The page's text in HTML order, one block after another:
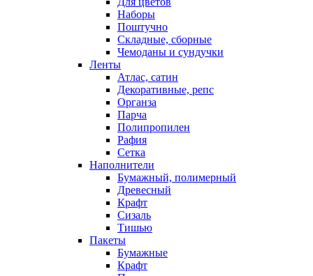
Наборы
Поштучно
Складные, сборные
Чемоданы и сундучки
Ленты
Атлас, сатин
Декоративные, репс
Органза
Парча
Полипропилен
Рафия
Сетка
Наполнители
Бумажный, полимерный
Древесный
Крафт
Сизаль
Тишью
Пакеты
Бумажные
Крафт